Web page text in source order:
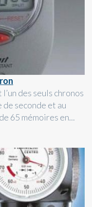
des seuls chronos
de seconde et au
65 mémoires en...